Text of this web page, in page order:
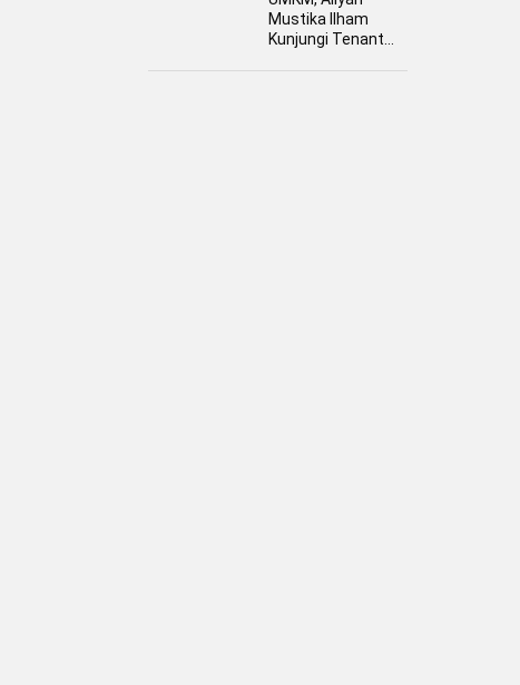
Mustika Ilham
Kunjungi Tenant